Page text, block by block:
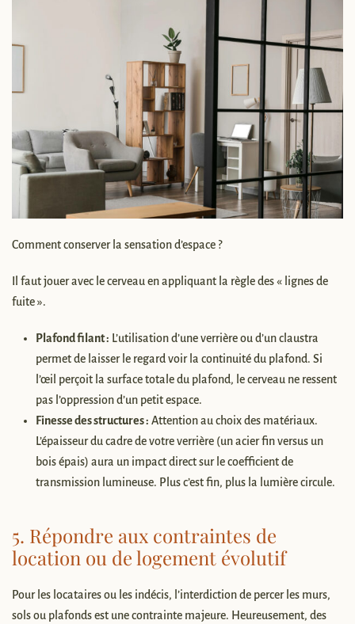
Comment conserver la sensation d’espace ?
Il faut jouer avec le cerveau en appliquant la règle des « lignes de
fuite ».
Plafond filant : L’utilisation d’une verrière ou d’un claustra
permet de laisser le regard voir la continuité du plafond. Si
l’œil perçoit la surface totale du plafond, le cerveau ne ressent
pas l’oppression d’un petit espace.
Finesse des structures : Attention au choix des matériaux.
L’épaisseur du cadre de votre verrière (un acier fin versus un
bois épais) aura un impact direct sur le coefficient de
transmission lumineuse. Plus c’est fin, plus la lumière circule.
5. Répondre aux contraintes de
location ou de logement évolutif
Pour les locataires ou les indécis, l’interdiction de percer les murs,
sols ou plafonds est une contrainte majeure. Heureusement, des